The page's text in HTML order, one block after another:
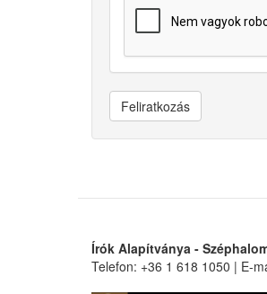
Feliratkozás
Írók Alapítványa -
Telefon: +36 1 618 1050 | E-